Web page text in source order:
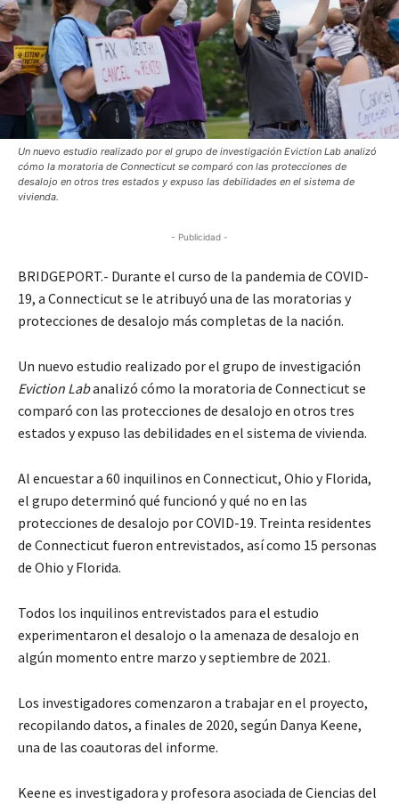
Un nuevo estudio realizado por el grupo de investigación Eviction Lab analizó
cómo la moratoria de Connecticut se comparó con las protecciones de
desalojo en otros tres estados y expuso las debilidades en el sistema de
vivienda.
- Publicidad -
BRIDGEPORT.- Durante el curso de la pandemia de COVID-
19, a Connecticut se le atribuyó una de las moratorias y
protecciones de desalojo más completas de la nación.
Un nuevo estudio realizado por el grupo de investigación
Eviction Labanalizó cómo la moratoria de Connecticut se
comparó con las protecciones de desalojo en otros tres
estados y expuso las debilidades en el sistema de vivienda.
Al encuestar a 60 inquilinos en Connecticut, Ohio y Florida,
el grupo determinó qué funcionó y qué no en las
protecciones de desalojo por COVID-19. Treinta residentes
de Connecticut fueron entrevistados, así como 15 personas
de Ohio y Florida.
Todos los inquilinos entrevistados para el estudio
experimentaron el desalojo o la amenaza de desalojo en
algún momento entre marzo y septiembre de 2021.
Los investigadores comenzaron a trabajar en el proyecto,
recopilando datos, a finales de 2020, según Danya Keene,
una de las coautoras del informe.
Keene es investigadora y profesora asociada de Ciencias del